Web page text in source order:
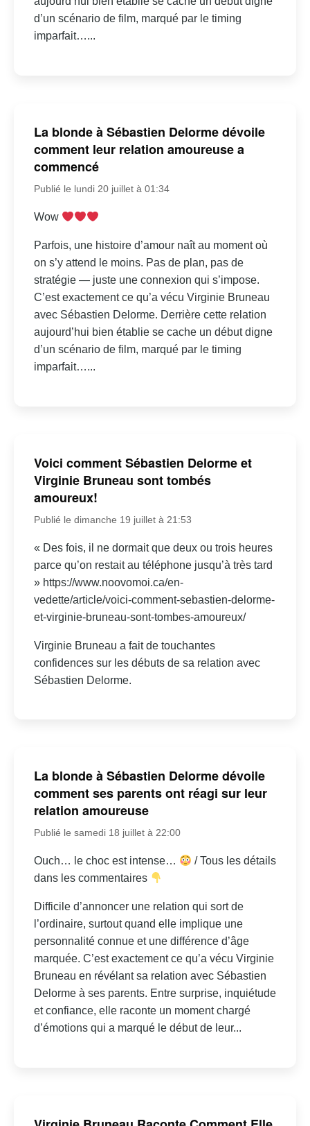
d’un scénario de film, marqué par le timing
imparfait…...
La blonde à Sébastien Delorme dévoile
comment leur relation amoureuse a
commencé
Publié le lundi 20 juillet à 01:34
Wow
Parfois, une histoire d’amour naît au moment où
on s’y attend le moins. Pas de plan, pas de
stratégie — juste une connexion qui s’impose.
C’est exactement ce qu’a vécu Virginie Bruneau
avec Sébastien Delorme. Derrière cette relation
aujourd’hui bien établie se cache un début digne
d’un scénario de film, marqué par le timing
imparfait…...
Voici comment Sébastien Delorme et
Virginie Bruneau sont tombés
amoureux!
Publié le dimanche 19 juillet à 21:53
« Des fois, il ne dormait que deux ou trois heures
parce qu’on restait au téléphone jusqu’à très tard
» https://www.noovomoi.ca/en-
vedette/article/voici-comment-sebastien-delorme-
et-virginie-bruneau-sont-tombes-amoureux/
Virginie Bruneau a fait de touchantes
confidences sur les débuts de sa relation avec
Sébastien Delorme.
La blonde à Sébastien Delorme dévoile
comment ses parents ont réagi sur leur
relation amoureuse
Publié le samedi 18 juillet à 22:00
Ouch… le choc est intense…
/ Tous les détails
dans les commentaires
Difficile d’annoncer une relation qui sort de
l’ordinaire, surtout quand elle implique une
personnalité connue et une différence d’âge
marquée. C’est exactement ce qu’a vécu Virginie
Bruneau en révélant sa relation avec Sébastien
Delorme à ses parents. Entre surprise, inquiétude
et confiance, elle raconte un moment chargé
d’émotions qui a marqué le début de leur...